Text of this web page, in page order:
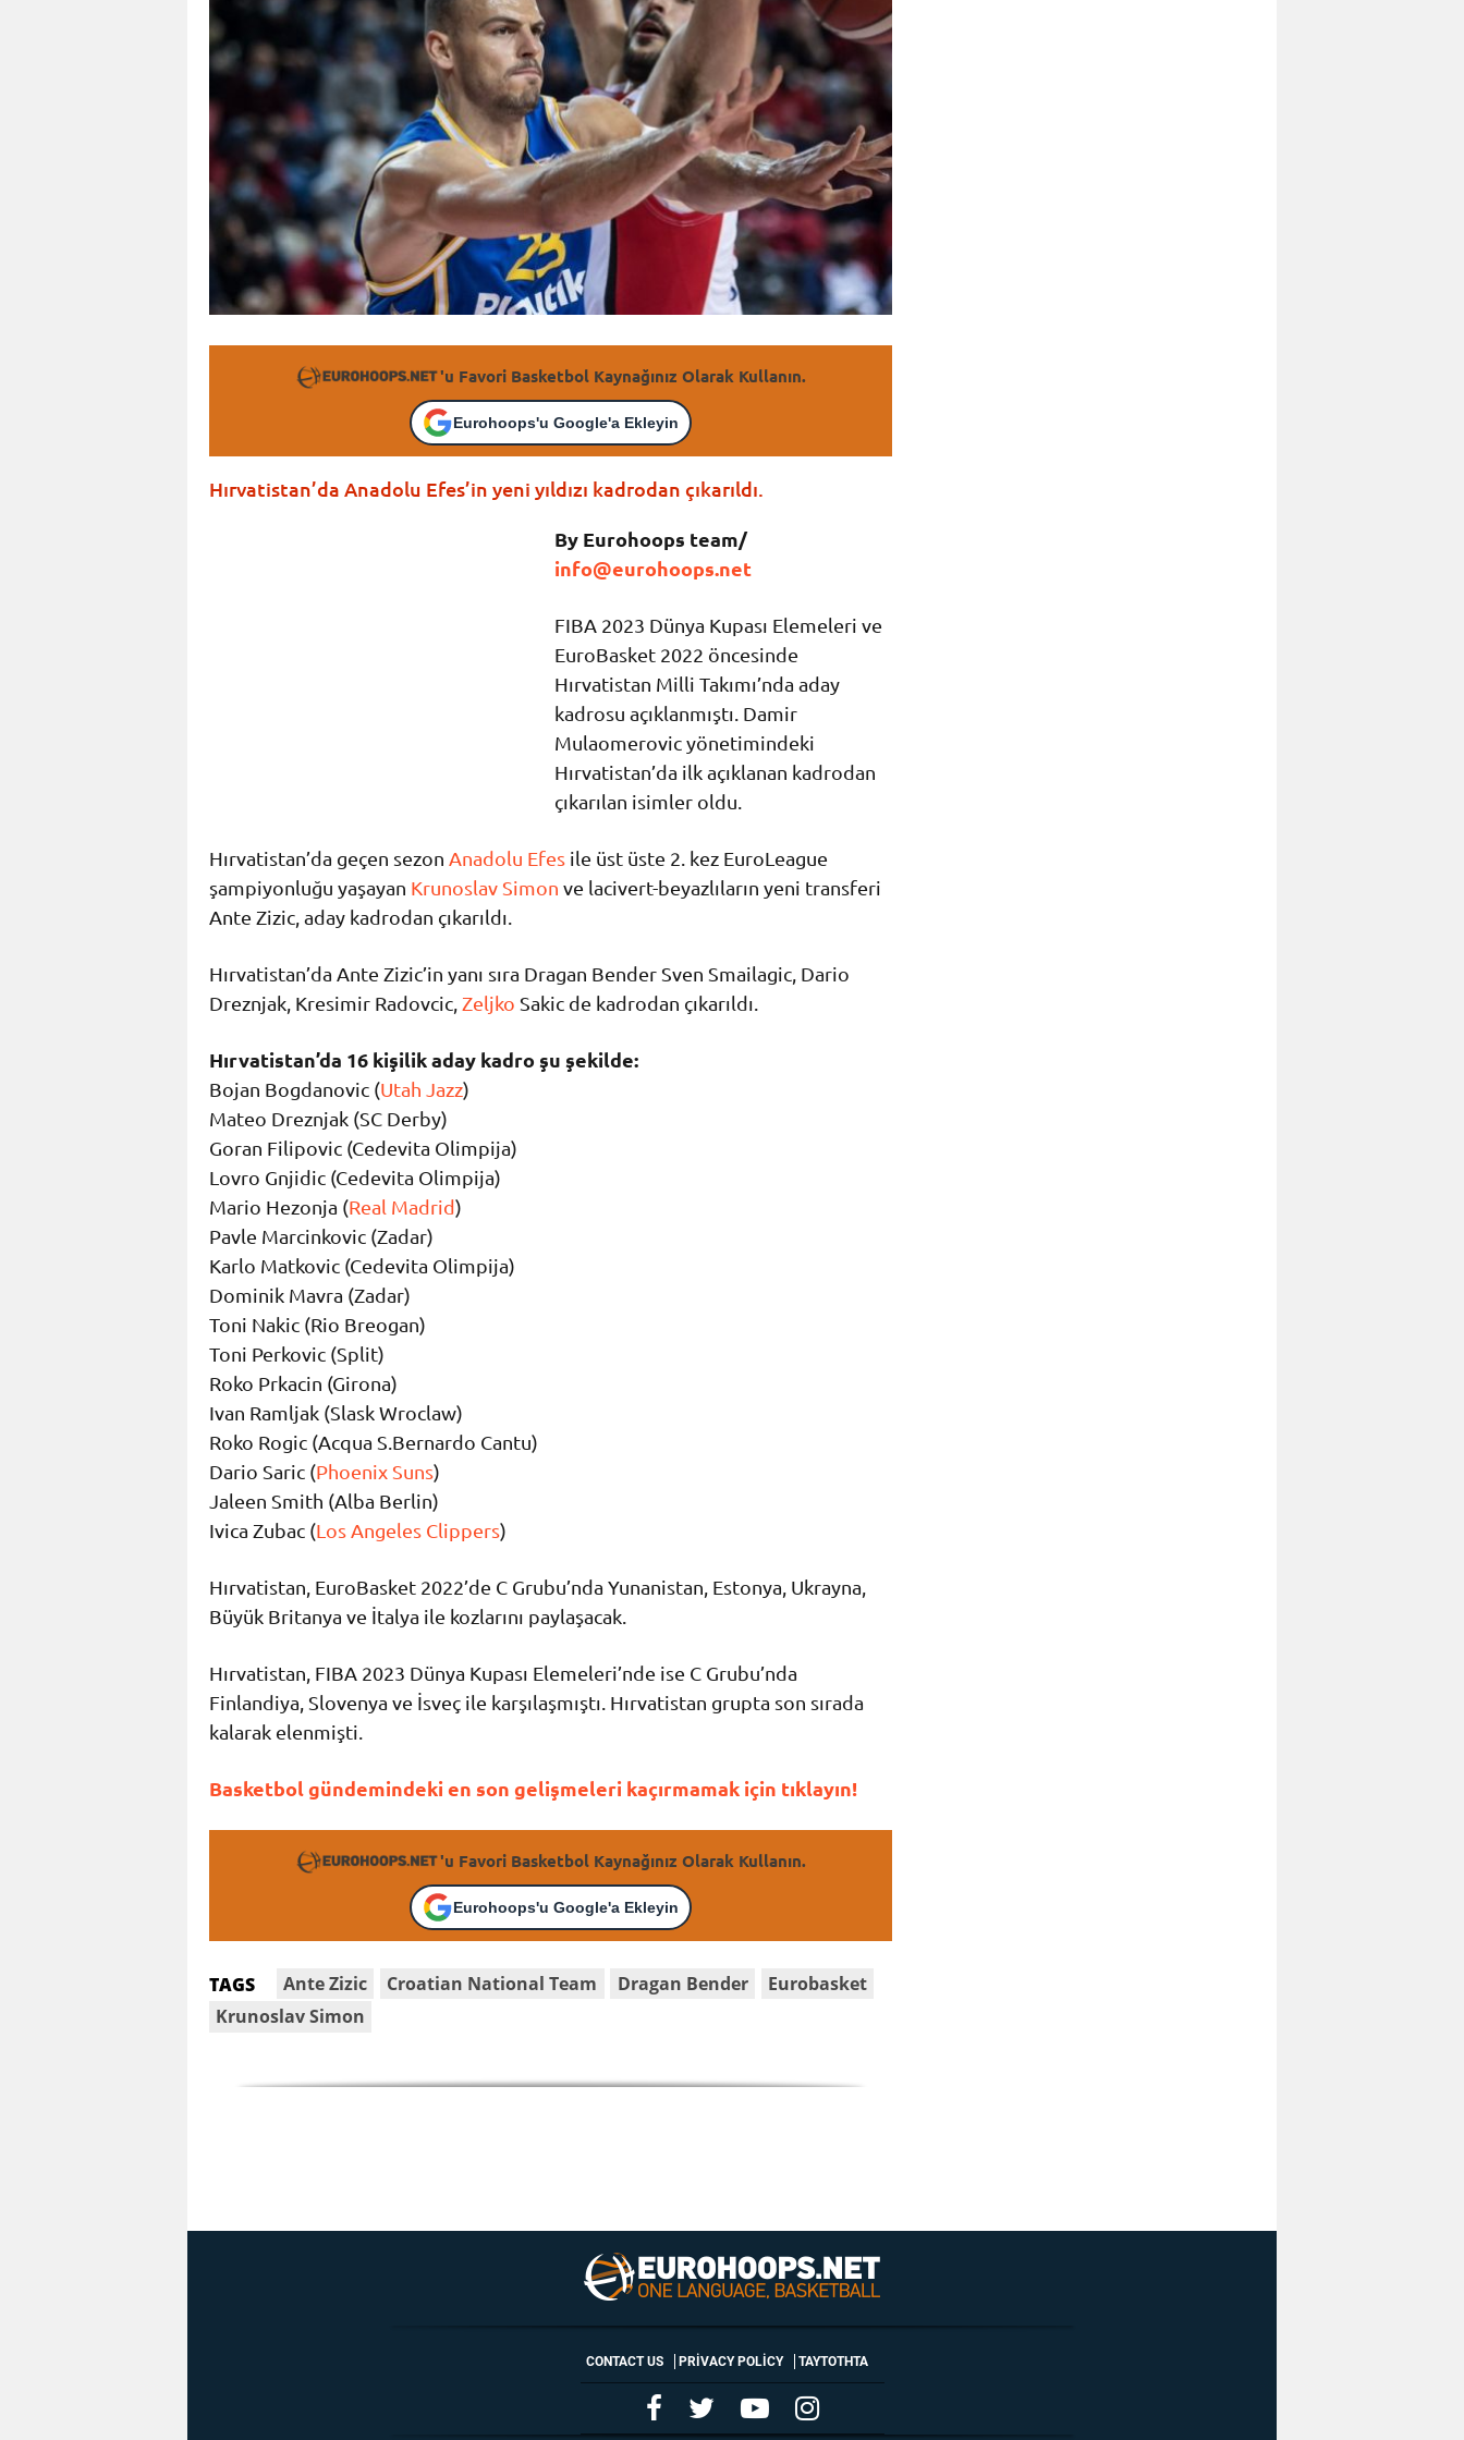
'u Favori Basketbol Kaynağınız Olarak Kullanın.
Eurohoops'u Google'a Ekleyin
Hırvatistan’da Anadolu Efes’in yeni yıldızı kadrodan çıkarıldı.
By Eurohoops team/
info@eurohoops.net
FIBA 2023 Dünya Kupası Elemeleri ve
EuroBasket 2022 öncesinde
Hırvatistan Milli Takımı’nda aday
kadrosu açıklanmıştı. Damir
Mulaomerovic yönetimindeki
Hırvatistan’da ilk açıklanan kadrodan
çıkarılan isimler oldu.
Hırvatistan’da geçen sezon Anadolu Efes ile üst üste 2. kez EuroLeague
şampiyonluğu yaşayan Krunoslav Simon ve lacivert-beyazlıların yeni transferi
Ante Zizic, aday kadrodan çıkarıldı.
Hırvatistan’da Ante Zizic’in yanı sıra Dragan Bender Sven Smailagic, Dario
Dreznjak, Kresimir Radovcic, Zeljko Sakic de kadrodan çıkarıldı.
Hırvatistan’da 16 kişilik aday kadro şu şekilde:
Bojan Bogdanovic (Utah Jazz)
Mateo Dreznjak (SC Derby)
Goran Filipovic (Cedevita Olimpija)
Lovro Gnjidic (Cedevita Olimpija)
Mario Hezonja (Real Madrid)
Pavle Marcinkovic (Zadar)
Karlo Matkovic (Cedevita Olimpija)
Dominik Mavra (Zadar)
Toni Nakic (Rio Breogan)
Toni Perkovic (Split)
Roko Prkacin (Girona)
Ivan Ramljak (Slask Wroclaw)
Roko Rogic (Acqua S.Bernardo Cantu)
Dario Saric (Phoenix Suns)
Jaleen Smith (Alba Berlin)
Ivica Zubac (Los Angeles Clippers)
Hırvatistan, EuroBasket 2022’de C Grubu’nda Yunanistan, Estonya, Ukrayna,
Büyük Britanya ve İtalya ile kozlarını paylaşacak.
Hırvatistan, FIBA 2023 Dünya Kupası Elemeleri’nde ise C Grubu’nda
Finlandiya, Slovenya ve İsveç ile karşılaşmıştı. Hırvatistan grupta son sırada
kalarak elenmişti.
Basketbol gündemindeki en son gelişmeleri kaçırmamak için tıklayın!
'u Favori Basketbol Kaynağınız Olarak Kullanın.
Eurohoops'u Google'a Ekleyin
TAGS Ante Zizic Croatian National Team Dragan Bender
Eurobasket
Krunoslav Simon
CONTACT US PRIVACY POLICY ΤΑΥΤΟΤΗΤΑ